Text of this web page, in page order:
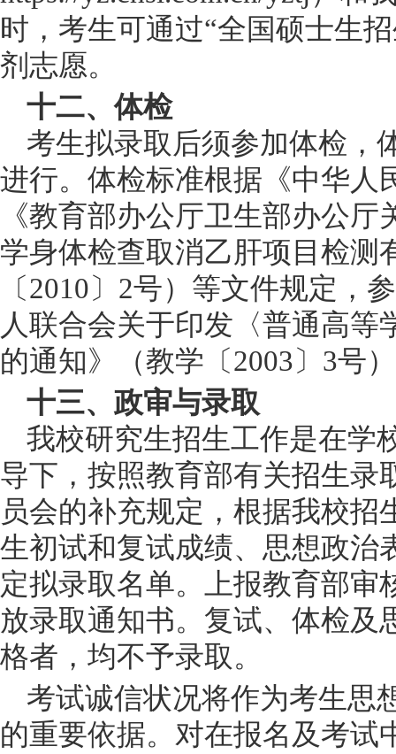
时，考生可通过“全国硕士生
剂志愿。
十二、体检
考生拟录取后须参加体检，
进行。体检标准根据《中华人
《教育部办公厅卫生部办公厅
学身体检查取消乙肝项目检测
〔 2010〕2号）等文件规定，
人联合会关于印发〈普通高
的通知》（教学〔2003〕3号
十三、政审与录取
我校研究生招生工作是在学
导下，按照教育部有关招生录
员会的补充规定，根据我校
生初试和复试成绩、思想政治
定拟录取名单。上报教育部审
放录取通知书。复试、体检及
格者，均不予录取。
考试诚信状况将作为考生思
的重要依据。对在报名及考试